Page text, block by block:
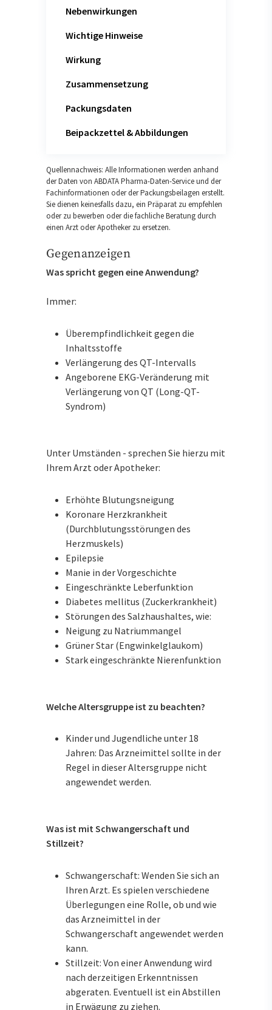
Nebenwirkungen
Wichtige Hinweise
Wirkung
Zusammensetzung
Packungsdaten
Beipackzettel & Abbildungen
Quellennachweis: Alle Informationen werden anhand
der Daten von ABDATA Pharma-Daten-Service und der
Fachinformationen oder der Packungsbeilagen erstellt.
Sie dienen keinesfalls dazu, ein Präparat zu empfehlen
oder zu bewerben oder die fachliche Beratung durch
einen Arzt oder Apotheker zu ersetzen.
Gegenanzeigen
Was spricht gegen eine Anwendung?
Immer:
Überempfindlichkeit gegen die
Inhaltsstoffe
Verlängerung des QT-Intervalls
Angeborene EKG-Veränderung mit
Verlängerung von QT (Long-QT-
Syndrom)
Unter Umständen - sprechen Sie hierzu mit
Ihrem Arzt oder Apotheker:
Erhöhte Blutungsneigung
Koronare Herzkrankheit
(Durchblutungsstörungen des
Herzmuskels)
Epilepsie
Manie in der Vorgeschichte
Eingeschränkte Leberfunktion
Diabetes mellitus (Zuckerkrankheit)
Störungen des Salzhaushaltes, wie:
Neigung zu Natriummangel
Grüner Star (Engwinkelglaukom)
Stark eingeschränkte Nierenfunktion
Welche Altersgruppe ist zu beachten?
Kinder und Jugendliche unter 18
Jahren: Das Arzneimittel sollte in der
Regel in dieser Altersgruppe nicht
angewendet werden.
Was ist mit Schwangerschaft und
Stillzeit?
Schwangerschaft: Wenden Sie sich an
Ihren Arzt. Es spielen verschiedene
Überlegungen eine Rolle, ob und wie
das Arzneimittel in der
Schwangerschaft angewendet werden
kann.
Stillzeit: Von einer Anwendung wird
nach derzeitigen Erkenntnissen
abgeraten. Eventuell ist ein Abstillen
in Erwägung zu ziehen.